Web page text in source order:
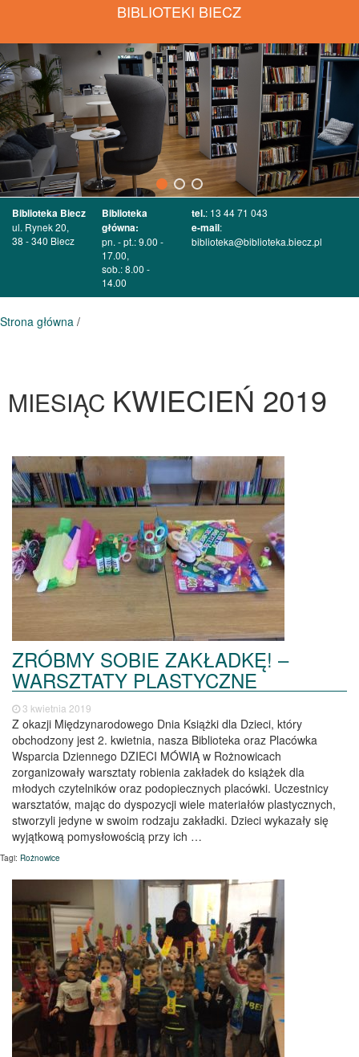
BIBLIOTEKI BIECZ
Biblioteka Biecz
ul. Rynek 20,
38 - 340 Biecz
Biblioteka
główna:
pn. - pt.: 9.00 -
17.00,
sob.: 8.00 -
14.00
tel.: 13 44 71 043
e-mail:
biblioteka@biblioteka.biecz.pl
Strona główna /
MIESIĄC KWIECIEŃ 2019
ZRÓBMY SOBIE ZAKŁADKĘ! –
WARSZTATY PLASTYCZNE
3 kwietnia 2019
Z okazji Międzynarodowego Dnia Książki dla Dzieci, który
obchodzony jest 2. kwietnia, nasza Biblioteka oraz Placówka
Wsparcia Dziennego DZIECI MÓWIĄ w Rożnowicach
zorganizowały warsztaty robienia zakładek do książek dla
młodych czytelników oraz podopiecznych placówki. Uczestnicy
warsztatów, mając do dyspozycji wiele materiałów plastycznych,
stworzyli jedyne w swoim rodzaju zakładki. Dzieci wykazały się
wyjątkową pomysłowością przy ich …
Tagi: Rożnowice